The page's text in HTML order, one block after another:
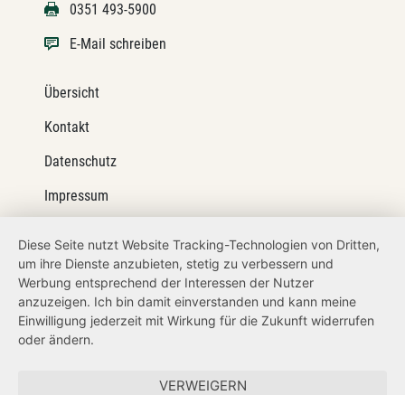
0351 493-5900
E-Mail schreiben
Übersicht
Kontakt
Datenschutz
Impressum
Netiquette
Transparenzanspruch
Hinweisgeberschutz
Forum Mitteleuropa
Diese Seite nutzt Website Tracking-Technologien von Dritten,
um ihre Dienste anzubieten, stetig zu verbessern und
Werbung entsprechend der Interessen der Nutzer
anzuzeigen. Ich bin damit einverstanden und kann meine
Einwilligung jederzeit mit Wirkung für die Zukunft widerrufen
oder ändern.
VERWEIGERN